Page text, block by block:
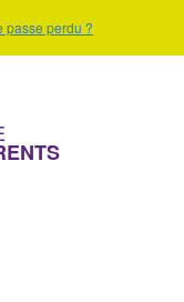
passe perdu ?